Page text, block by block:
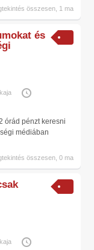
összesen, 1 ma
és
órád pénzt keresni
médiában
összesen, 0 ma